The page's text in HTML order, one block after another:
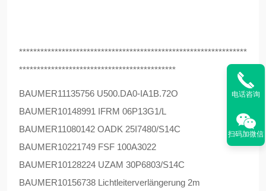
****************************************************************
********************************************
BAUMER11135756 U500.DA0-IA1B.72O
BAUMER10148991 IFRM 06P13G1/L
BAUMER11080142 OADK 25I7480/S14C
BAUMER10221749 FSF 100A3022
BAUMER10128224 UZAM 30P6803/S14C
BAUMER10156738 Lichtleiterverlängerung 2m
电话咨询
扫码加微信